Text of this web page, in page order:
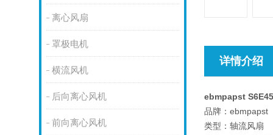
离心风扇
罩极电机
横流风机
后向离心风机
前向离心风机
详情介绍
ebmpapst
品牌：ebmpapst
类型：轴流风扇